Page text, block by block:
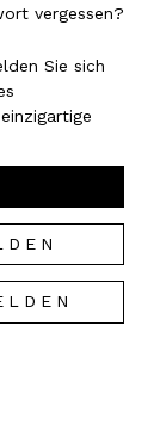
vergessen?
Sie sich